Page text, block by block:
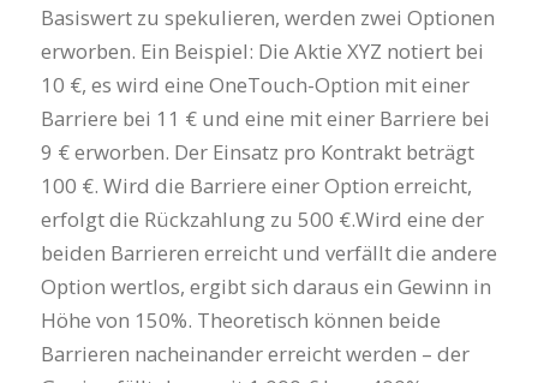
Basiswert zu spekulieren, werden zwei Optionen
erworben. Ein Beispiel: Die Aktie XYZ notiert bei
10 €, es wird eine OneTouch-Option mit einer
Barriere bei 11 € und eine mit einer Barriere bei
9 € erworben. Der Einsatz pro Kontrakt beträgt
100 €. Wird die Barriere einer Option erreicht,
erfolgt die Rückzahlung zu 500 €.Wird eine der
beiden Barrieren erreicht und verfällt die andere
Option wertlos, ergibt sich daraus ein Gewinn in
Höhe von 150%. Theoretisch können beide
Barrieren nacheinander erreicht werden – der